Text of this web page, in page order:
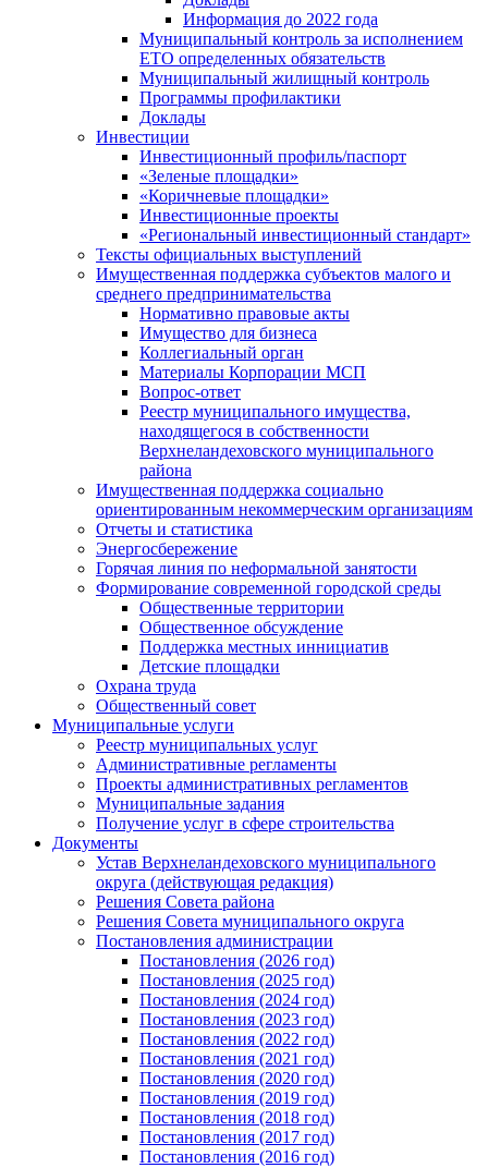
Информация до 2022 года
Муниципальный контроль за исполнением
ЕТО определенных обязательств
Муниципальный жилищный контроль
Программы профилактики
Доклады
Инвестиции
Инвестиционный профиль/паспорт
«Зеленые площадки»
«Коричневые площадки»
Инвестиционные проекты
«Региональный инвестиционный стандарт»
Тексты официальных выступлений
Имущественная поддержка субъектов малого и
среднего предпринимательства
Нормативно правовые акты
Имущество для бизнеса
Коллегиальный орган
Материалы Корпорации МСП
Вопрос-ответ
Реестр муниципального имущества,
находящегося в собственности
Верхнеландеховского муниципального
района
Имущественная поддержка социально
ориентированным некоммерческим организациям
Отчеты и статистика
Энергосбережение
Горячая линия по неформальной занятости
Формирование современной городской среды
Общественные территории
Общественное обсуждение
Поддержка местных иннициатив
Детские площадки
Охрана труда
Общественный совет
Муниципальные услуги
Реестр муниципальных услуг
Административные регламенты
Проекты административных регламентов
Муниципальные задания
Получение услуг в сфере строительства
Документы
Устав Верхнеландеховского муниципального
округа (действующая редакция)
Решения Совета района
Решения Совета муниципального округа
Постановления администрации
Постановления (2026 год)
Постановления (2025 год)
Постановления (2024 год)
Постановления (2023 год)
Постановления (2022 год)
Постановления (2021 год)
Постановления (2020 год)
Постановления (2019 год)
Постановления (2018 год)
Постановления (2017 год)
Постановления (2016 год)